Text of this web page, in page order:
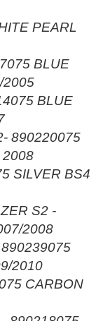
PEARL
BLUE
2005
BLUE
890220075
2008
SILVER BS4
S2 -
2008
2010
CARBON